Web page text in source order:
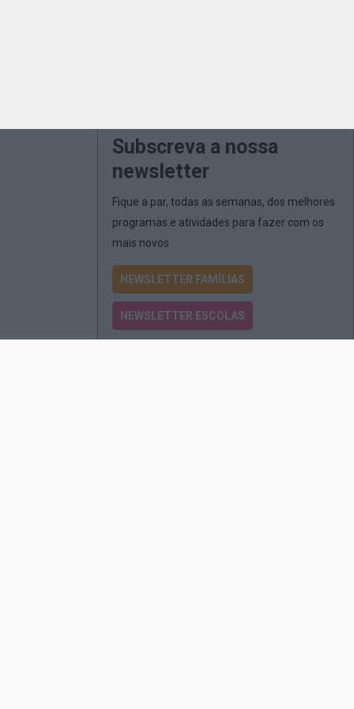
Subscreva a nossa
newsletter
Fique a par, todas as semanas, dos melhores
programas e atividades para fazer com os
mais novos
NEWSLETTER FAMÍLIAS
NEWSLETTER ESCOLAS